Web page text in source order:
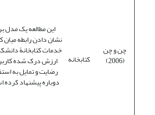
چن و چن
(2006) کتابخانه
این مطالعه یک مدل
نشان دادن رابطه میان
خدمات کتابخانة
ارزش درک شده
رضایت و تمایل به
دوباره پیشنهاد